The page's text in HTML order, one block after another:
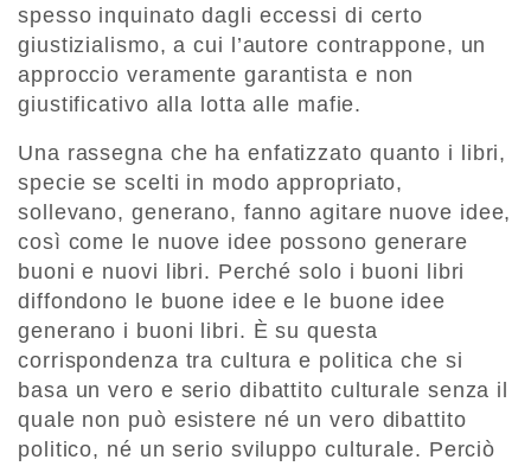
spesso inquinato dagli eccessi di certo
giustizialismo, a cui l’autore contrappone, un
approccio veramente garantista e non
giustificativo alla lotta alle mafie.
Una rassegna che ha enfatizzato quanto i libri,
specie se scelti in modo appropriato,
sollevano, generano, fanno agitare nuove idee,
così come le nuove idee possono generare
buoni e nuovi libri. Perché solo i buoni libri
diffondono le buone idee e le buone idee
generano i buoni libri. È su questa
corrispondenza tra cultura e politica che si
basa un vero e serio dibattito culturale senza il
quale non può esistere né un vero dibattito
politico, né un serio sviluppo culturale. Perciò